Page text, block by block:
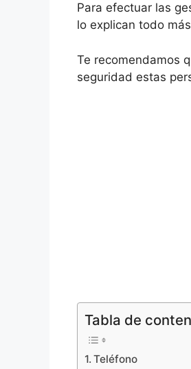
Para efectuar las
lo explican todo
Te recomendamos
seguridad estas
Tabla de
Teléfono